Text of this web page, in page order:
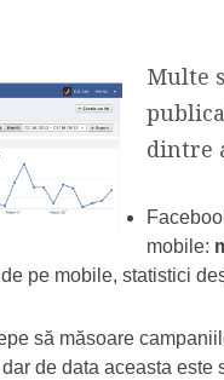
Multe
dintre
mobile:
pe mobile, statistici
să măsoare
de data aceasta